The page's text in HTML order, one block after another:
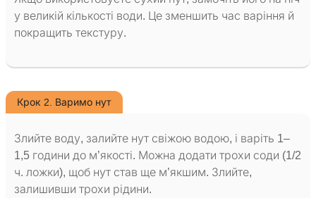
у великій кількості води. Це зменшить час варіння й
покращить текстуру.
Крок 2. Варимо нут
Злийте воду, залийте нут свіжою водою, і варіть 1–
1,5 години до м’якості. Можна додати трохи соди (1/2
ч. ложки), щоб нут став ще м’якшим. Злийте,
залишивши трохи рідини.